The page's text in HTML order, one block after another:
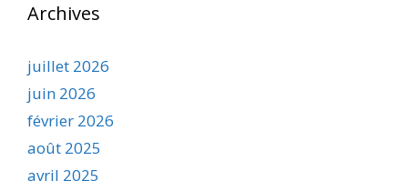
Archives
juillet 2026
juin 2026
février 2026
août 2025
avril 2025